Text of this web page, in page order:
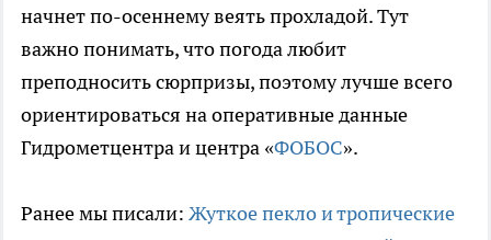
начнет по-осеннему веять прохладой. Тут
важно понимать, что погода любит
преподносить сюрпризы, поэтому лучше всего
ориентироваться на оперативные данные
Гидрометцентра и центра «ФОБОС».
Ранее мы писали: Жуткое пекло и тропические